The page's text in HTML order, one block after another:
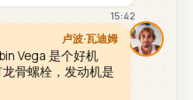
15:42
卢波·瓦迪姆
Vega 是个好机
骨螺栓，发动机是